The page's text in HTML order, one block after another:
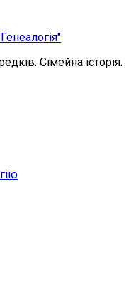
Сімейна історія.